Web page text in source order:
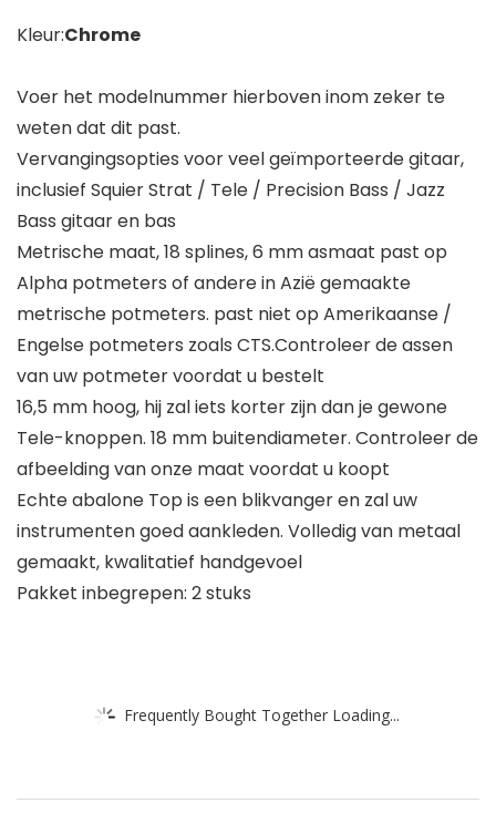
Kleur:Chrome
Voer het modelnummer hierboven inom zeker te
weten dat dit past.
Vervangingsopties voor veel geïmporteerde gitaar,
inclusief Squier Strat / Tele / Precision Bass / Jazz
Bass gitaar en bas
Metrische maat, 18 splines, 6 mm asmaat past op
Alpha potmeters of andere in Azië gemaakte
metrische potmeters. past niet op Amerikaanse /
Engelse potmeters zoals CTS.Controleer de assen
van uw potmeter voordat u bestelt
16,5 mm hoog, hij zal iets korter zijn dan je gewone
Tele-knoppen. 18 mm buitendiameter. Controleer de
afbeelding van onze maat voordat u koopt
Echte abalone Top is een blikvanger en zal uw
instrumenten goed aankleden. Volledig van metaal
gemaakt, kwalitatief handgevoel
Pakket inbegrepen: 2 stuks
Frequently Bought Together Loading...